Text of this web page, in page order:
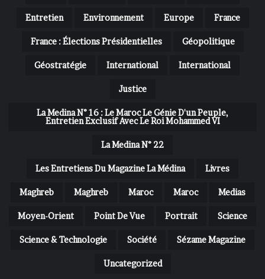
Entretien Environnement Europe France
France : Élections Présidentielles Géopolitique
Géostratégie International International
Justice
La Medina N° 16 : Le Maroc Le Génie D'un Peuple,
Entretien Exclusif Avec Le Roi Mohammed VI
La Medina N° 22
Les Entretiens Du Magazine La Médina Livres
Maghreb Maghreb Maroc Maroc Medias
Moyen-Orient Point De Vue Portrait Science
Science & Technologie Société Sézame Magazine
Uncategorized